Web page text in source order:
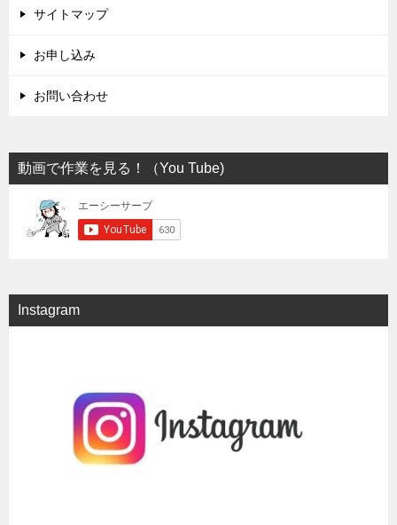
サイトマップ
お申し込み
お問い合わせ
動画で作業を見る！（You Tube)
Instagram